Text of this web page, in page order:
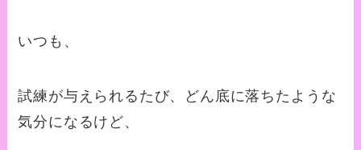
いつも、
試練が与えられるたび、どん底に落ちたような
気分になるけど、